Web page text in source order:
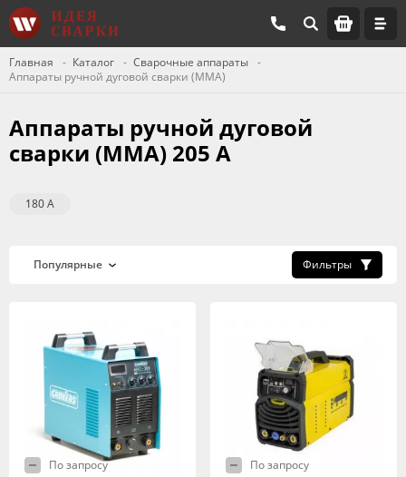
Главная Каталог
Сварочные аппараты
Аппараты ручной дуговой сварки (MMA)
Аппараты ручной дуговой
сварки (MMA) 205 А
180 А
Фильтры
По запросу
По запросу